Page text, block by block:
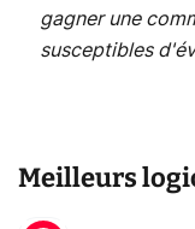
gagner une
susceptibles
Meilleurs